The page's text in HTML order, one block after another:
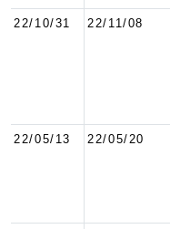
22/10/31 22/11/08
22/05/13 22/05/20